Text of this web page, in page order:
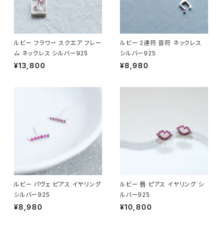
ルビー フラワー スクエア フレー
ム ネックレス シルバー925
¥13,800
ルビー 2連符 音符 ネックレス
シルバー925
¥8,980
ルビー パヴェ ピアス イヤリング
シルバー925
¥8,980
ルビー 唇 ピアス イヤリング シ
ルバー925
¥10,800